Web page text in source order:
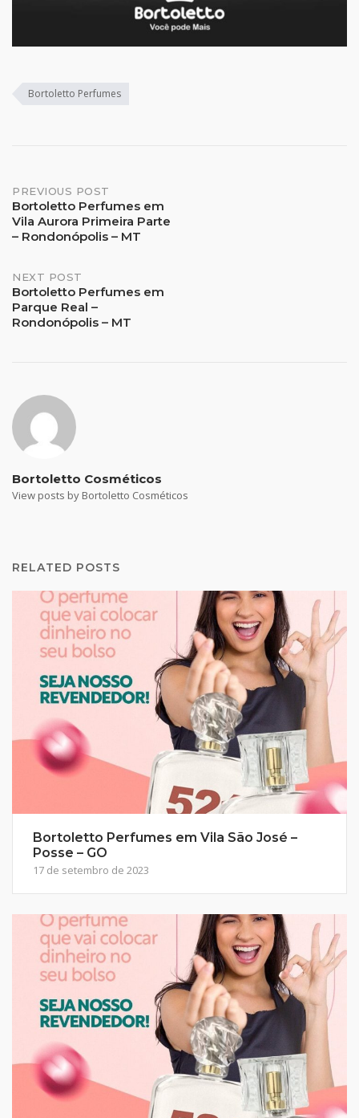
Bortoletto Perfumes
Post
navigation
PREVIOUS POST
Bortoletto Perfumes em
Vila Aurora Primeira Parte
– Rondonópolis – MT
NEXT POST
Bortoletto Perfumes em
Parque Real –
Rondonópolis – MT
Bortoletto Cosméticos
View posts by Bortoletto Cosméticos
RELATED POSTS
Bortoletto Perfumes em Vila São José –
Posse – GO
17 de setembro de 2023